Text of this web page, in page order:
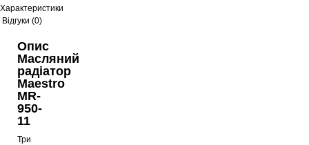
Характеристики
Відгуки (0)
Опис
Масляний
радіатор
Maestro
MR-
950-
11
Три